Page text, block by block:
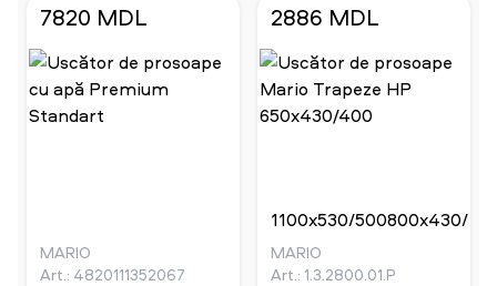
7820 MDL
MARIO
Art.: 4820111352067
2886 MDL
1100x530/500
мм
800x430/
MARIO
Art.: 1.3.2800.01.P